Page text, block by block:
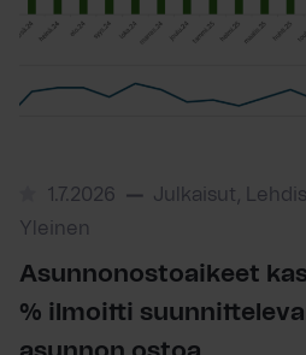
1.7.2026
Julkaisut,
Yleinen
Asunnonostoaikeet
% ilmoitti